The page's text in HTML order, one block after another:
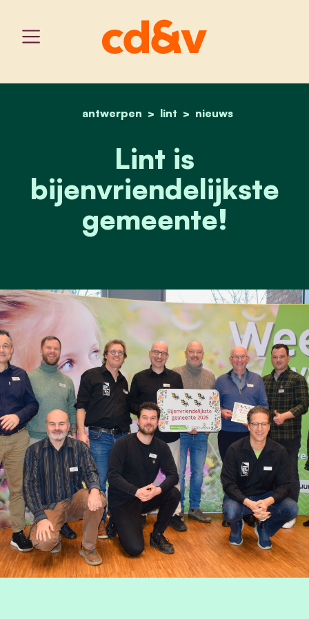
home
antwerpen lint nieuws
lint is bijenvriendelijkste
Lint is
bijenvriendelijkste
gemeente!